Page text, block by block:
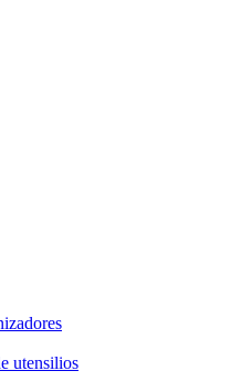
utensilios